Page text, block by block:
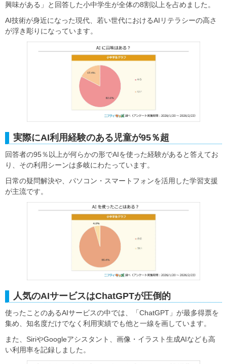
興味がある」と回答した小中学生が全体の8割以上を占めました。
AI技術が身近になった現代、若い世代におけるAIリテラシーの高さ
が浮き彫りになっています。
実際にAI利用経験のある児童が95％超
回答者の95％以上が何らかの形でAIを使った経験があると答えてお
り、その利用シーンは多岐にわたっています。
日常の疑問解決や、パソコン・スマートフォンを活用した学習支援
が主流です。
人気のAIサービスはChatGPTが圧倒的
使ったことのあるAIサービスの中では、「ChatGPT」が最多得票を
集め、知名度だけでなく利用実績でも他と一線を画しています。
また、SiriやGoogleアシスタント、画像・イラスト生成AIなども高
い利用率を記録しました。